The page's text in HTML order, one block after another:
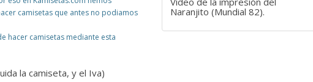
camisetas que antes no podiamos
hacer camisetas mediante esta
Naranjito (Mundial 82).
la camiseta, y el Iva)